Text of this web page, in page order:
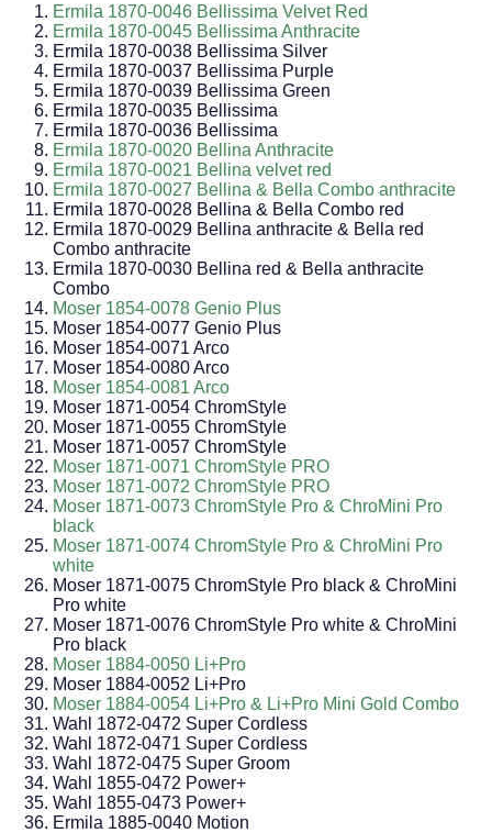
Ermila 1870-0046 Bellissima Velvet Red
Ermila 1870-0045 Bellissima Anthracite
Ermila 1870-0038 Bellissima Silver
Ermila 1870-0037 Bellissima Purple
Ermila 1870-0039 Bellissima Green
Ermila 1870-0035 Bellissima
Ermila 1870-0036 Bellissima
Ermila 1870-0020 Bellina Anthracite
Ermila 1870-0021 Bellina velvet red
Ermila 1870-0027 Bellina & Bella Combo anthracite
Ermila 1870-0028 Bellina & Bella Combo red
Ermila 1870-0029 Bellina anthracite & Bella red
Combo anthracite
Ermila 1870-0030 Bellina red & Bella anthracite
Combo
Moser 1854-0078 Genio Plus
Moser 1854-0077 Genio Plus
Moser 1854-0071 Arco
Moser 1854-0080 Arco
Moser 1854-0081 Arco
Moser 1871-0054 ChromStyle
Moser 1871-0055 ChromStyle
Moser 1871-0057 ChromStyle
Moser 1871-0071 ChromStyle PRO
Moser 1871-0072 ChromStyle PRO
Moser 1871-0073 ChromStyle Pro & ChroMini Pro
black
Moser 1871-0074 ChromStyle Pro & ChroMini Pro
white
Moser 1871-0075 ChromStyle Pro black & ChroMini
Pro white
Moser 1871-0076 ChromStyle Pro white & ChroMini
Pro black
Moser 1884-0050 Li+Pro
Moser 1884-0052 Li+Pro
Moser 1884-0054 Li+Pro & Li+Pro Mini Gold Combo
Wahl 1872-0472 Super Cordless
Wahl 1872-0471 Super Cordless
Wahl 1872-0475 Super Groom
Wahl 1855-0472 Power+
Wahl 1855-0473 Power+
Ermila 1885-0040 Motion